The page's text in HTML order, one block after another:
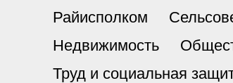
Райисполком
Недвижимость
Труд и социальная